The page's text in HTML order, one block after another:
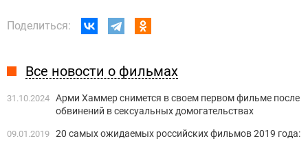
Поделиться:
Все новости о фильмах
31.10.2024 Арми Хаммер снимется в своем первом фильме после
обвинений в сексуальных домогательствах
09.01.2019 20 самых ожидаемых российских фильмов 2019 года: